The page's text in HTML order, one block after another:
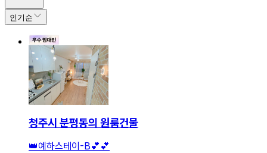
인기순
청주시 분평동의 원룸건물
👑예하스테이-B💕💕